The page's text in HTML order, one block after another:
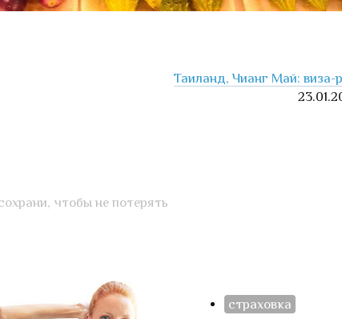
Таиланд, Чианг Май: виза-
чтобы не потерять
страховка